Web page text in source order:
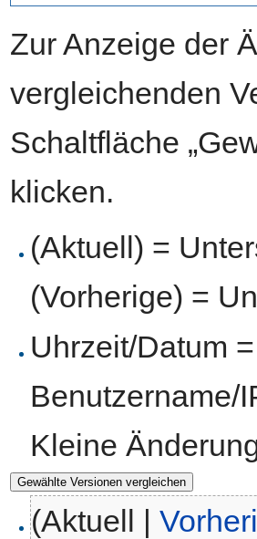
Zur Anzeige der
vergleichenden
Schaltfläche
klicken.
(Aktuell) =
(Vorherige) =
Uhrzeit/Datum
Benutzername/
Kleine
(Aktuell |